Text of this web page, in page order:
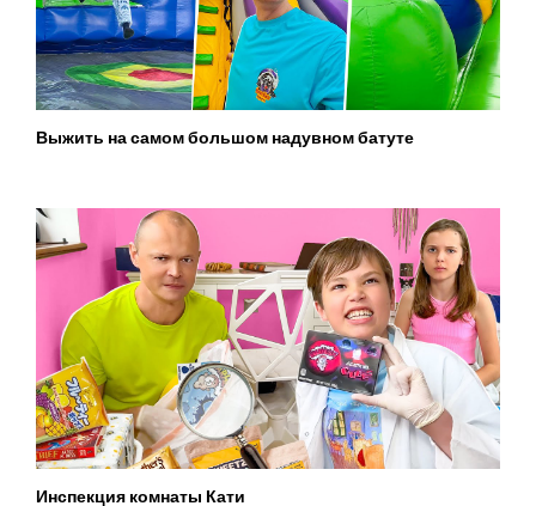
Выжить на самом большом надувном батуте
Инспекция комнаты Кати